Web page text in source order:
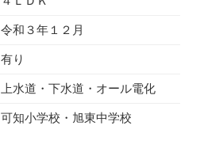
令和３年１２月
有り
上水道・下水道・オール電化
可知小学校・旭東中学校